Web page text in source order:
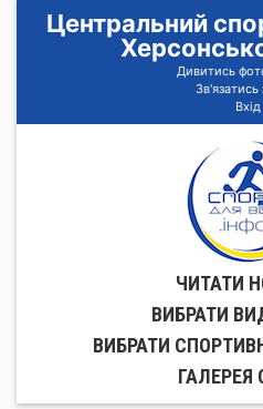
Центральний
Дивитись
Зв'язатись
Вхід
ЧИТАТИ
ВИБРАТИ
ВИБРАТИ
ГАЛЕРЕЯ